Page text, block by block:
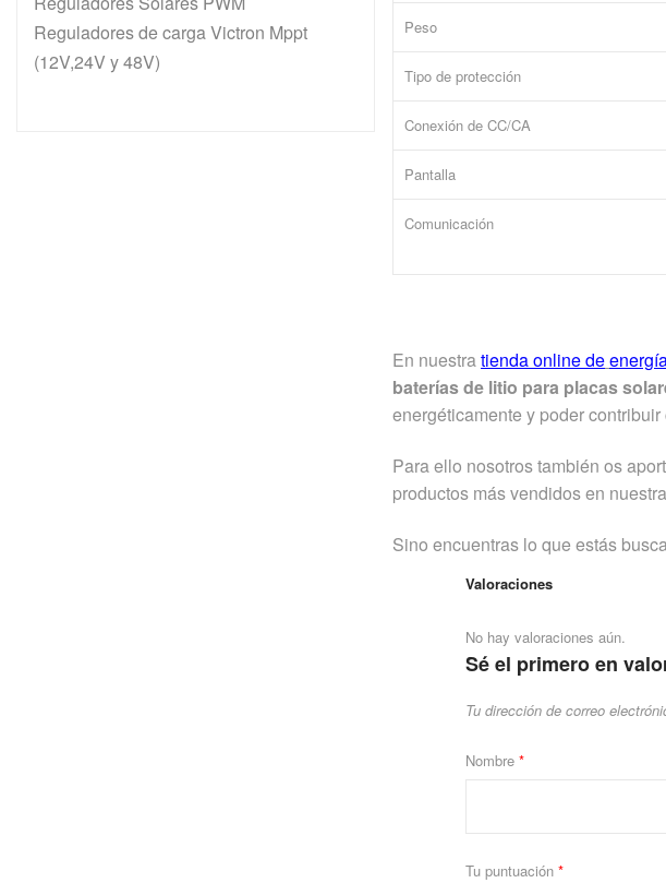
Peso
Tipo de protección
Conexión de CC/CA
Pantalla
Comunicación
En nuestratienda online de
baterías de litio para placas
energéticamente y poder
Para ello nosotros también os
productos más vendidos en
Sino encuentras lo que estás
Valoraciones
No hay valoraciones aún.
Sé el primero en
Tu dirección de correo
Nombre *
Tu puntuación *
Reguladores de carga Victron Mppt
(12V,24V y 48V)